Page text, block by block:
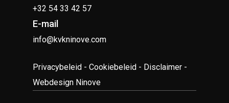
+32 54 33 42 57
E-mail
info@kvkninove.com
Privacybeleid -Cookiebeleid - Disclaimer -
Webdesign Ninove